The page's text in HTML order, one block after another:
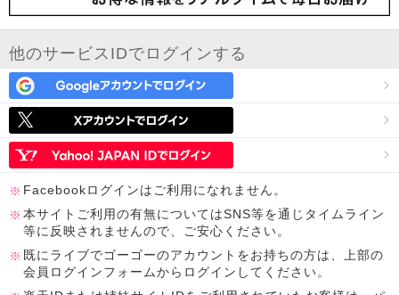
他のサービスIDでログインする
Facebookログインはご利用になれません。
本サイトご利用の有無についてはSNS等を通じタイムライン
等に反映されませんので、ご安心ください。
既にライブでゴーゴーのアカウントをお持ちの方は、上部の
会員ログインフォームからログインしてください。